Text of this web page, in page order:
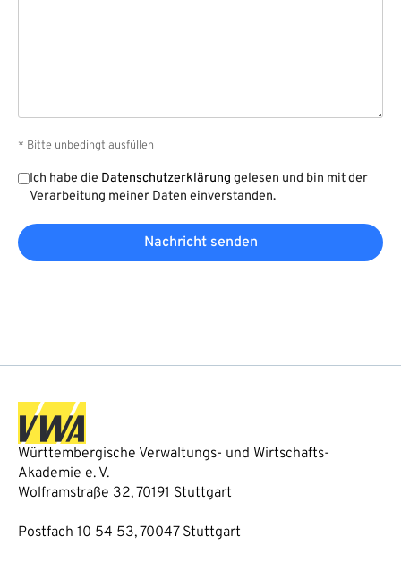
* Bitte unbedingt ausfüllen
Ich habe die Datenschutzerklärung gelesen und bin mit der
Verarbeitung meiner Daten einverstanden.
Nachricht senden
Württembergische Verwaltungs- und Wirtschafts-
Akademie e. V.
Wolframstraße 32, 70191 Stuttgart
Postfach 10 54 53, 70047 Stuttgart